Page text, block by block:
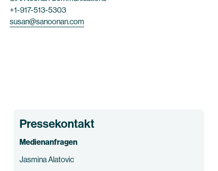
+1-917-513-5303
susan@sanoonan.com
Pressekontakt
Medienanfragen
Jasmina Alatovic